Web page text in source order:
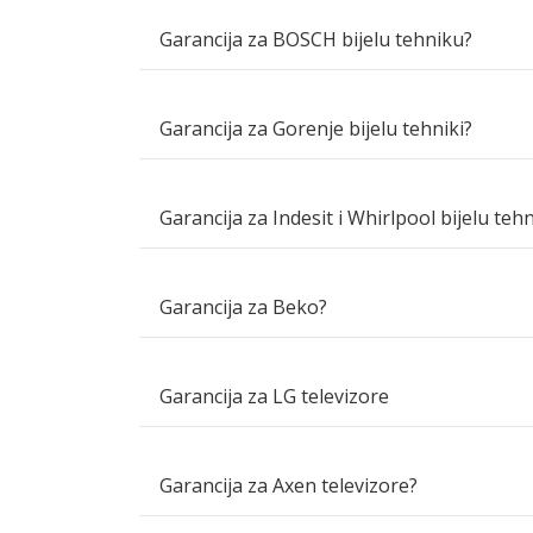
Garancija za BOSCH bijelu tehniku?
Garancija za Gorenje bijelu tehniki?
Garancija za Indesit i Whirlpool bijelu
Garancija za Beko?
Garancija za LG televizore
Garancija za Axen televizore?